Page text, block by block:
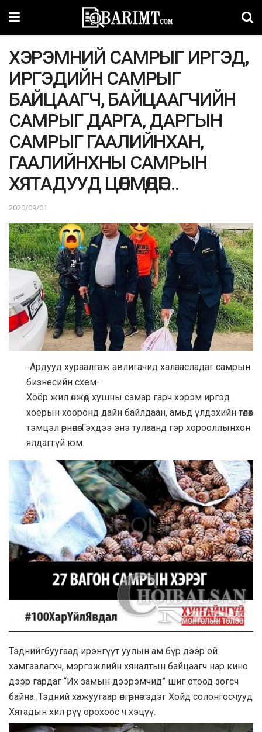
ХЭРЭМНИЙ САМРЫГ ИРГЭД,
ИРГЭДИЙН САМРЫГ
БАЙЦААГЧ, БАЙЦААГЧИЙН
САМРЫГ ДАРГА, ДАРГЫН
САМРЫГ ГААЛИЙНХАН,
ГААЛИЙНХНЫ САМРЫН
ХЯТАДУУД ЦӨЛМӨДӨГ…
2020/09/01
-Ардууд хураалгаж авлигачид халаасладаг самрын
бизнесийн схем-
Хоёр жил өнжөөд хушны самар гарч хэрэм иргэд
хоёрын хооронд дайн байлдаан, амьд үлдэхийн төлөөх
тэмцэл өрнөнө. Гэхдээ энэ тулаанд гэр хорооллынхон
ялдаггүй юм.
Тэднийгбуугаад ирэнгүүт уулын ам бүр дээр ой
хамгаалагхч, мэргэжлийн хяналтын байцаагч нар кино
дээр гардаг “Их замын дээрэмчид” шиг отоод зогсч
байна. Тэдний хажуугаар өнгөрнө гэдэг Хойд солонгосчууд
Хятадын хил рүү орохоос ч хэцүү.